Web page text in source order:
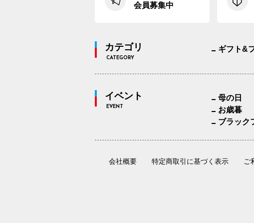
会員募集中
カテゴリ
CATEGORY
ギフト&
イベント
EVENT
母の日
お歳暮
ブラック
会社概要 特定商取引に基づく表示 ご